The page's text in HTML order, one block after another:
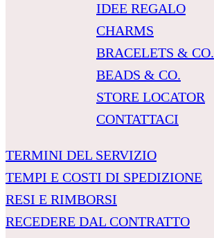
IDEE REGALO
CHARMS
BRACELETS & CO.
BEADS & CO.
STORE LOCATOR
CONTATTACI
TERMINI DEL SERVIZIO
TEMPI E COSTI DI SPEDIZIONE
RESI E RIMBORSI
RECEDERE DAL CONTRATTO